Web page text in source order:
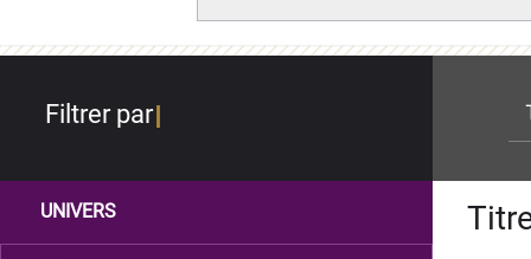
Filtrer par
UNIVERS